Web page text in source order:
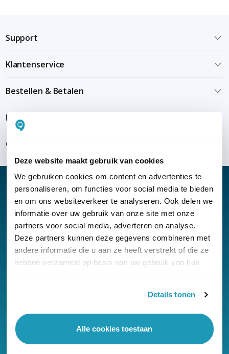
Deze website maakt gebruik van cookies
We gebruiken cookies om content en advertenties te
personaliseren, om functies voor social media te bieden
en om ons websiteverkeer te analyseren. Ook delen we
informatie over uw gebruik van onze site met onze
partners voor social media, adverteren en analyse.
Deze partners kunnen deze gegevens combineren met
andere informatie die u aan ze heeft verstrekt of die ze
hebben verzameld op basis van uw gebruik van hun
Details tonen
Alle cookies toestaan
Support
Klantenservice
Bestellen & Betalen
Bezorgen & installeren
Over KommaGo
Nieuwsbrief
Klantenservice